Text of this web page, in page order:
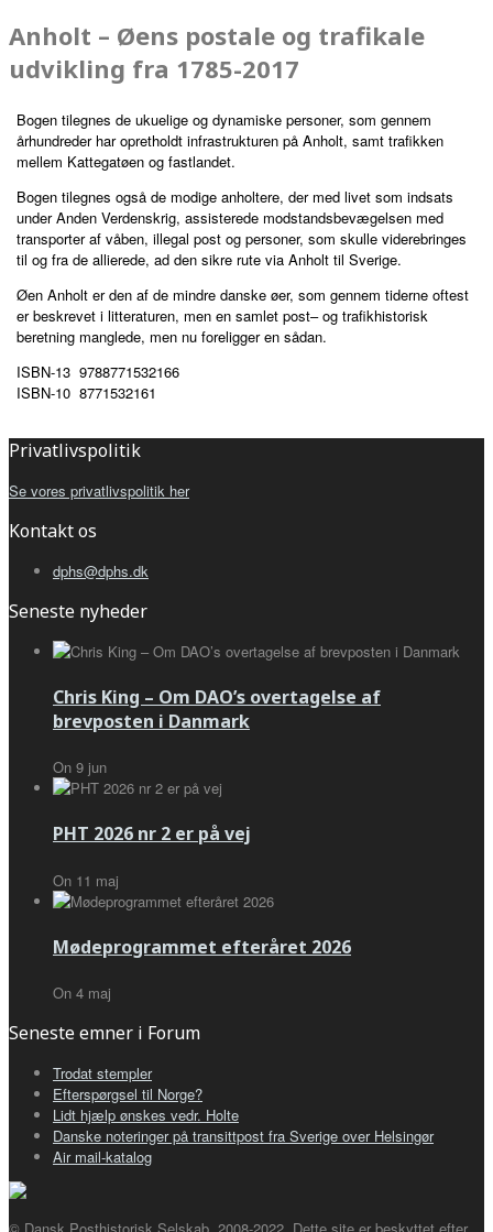
Anholt – Øens postale og trafikale
udvikling fra 1785-2017
Bogen tilegnes de ukuelige og dynamiske personer, som gennem
århundreder har opretholdt infrastrukturen på Anholt, samt trafikken
mellem Kattegatøen og fastlandet.
Bogen tilegnes også de modige anholtere, der med livet som indsats
under Anden Verdenskrig, assisterede modstandsbevægelsen med
transporter af våben, illegal post og personer, som skulle viderebringes
til og fra de allierede, ad den sikre rute via Anholt til Sverige.
Øen Anholt er den af de mindre danske øer, som gennem tiderne oftest
er beskrevet i litteraturen, men en samlet post– og trafikhistorisk
beretning manglede, men nu foreligger en sådan.
ISBN-13 9788771532166
ISBN-10 8771532161
Privatlivspolitik
Se vores privatlivspolitik her
Kontakt os
dphs@dphs.dk
Seneste nyheder
Chris King – Om DAO’s overtagelse af
brevposten i Danmark
On 9 jun
PHT 2026 nr 2 er på vej
On 11 maj
Mødeprogrammet efteråret 2026
On 4 maj
Seneste emner i Forum
Trodat stempler
Efterspørgsel til Norge?
Lidt hjælp ønskes vedr. Holte
Danske noteringer på transittpost fra Sverige over Helsingør
Air mail-katalog